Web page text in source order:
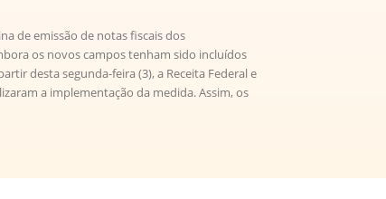
de emissão de notas fiscais dos
os novos campos tenham sido incluídos
desta segunda-feira (3), a Receita Federal e
a implementação da medida. Assim, os